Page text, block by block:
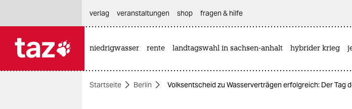
themen
verlag
veranstaltungen shop fragen & hilfe
niedrigwasser rente landtagswahl in sachsen-anhalt hybrider krieg
Startseite Berlin Volksentscheid zu Wasserverträgen erfolgreich: Der Tag